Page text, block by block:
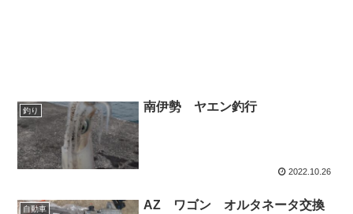
釣り 南伊勢 ヤエン釣行
2022.10.26
自動車 AZ ワゴン オルタネータ交換